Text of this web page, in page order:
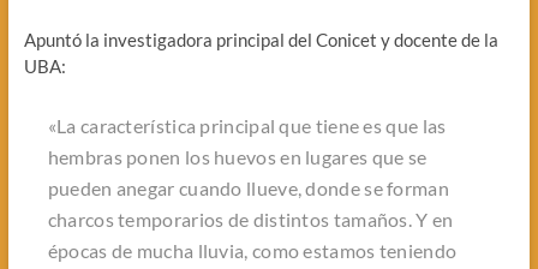
Apuntó la investigadora principal del Conicet y docente de la
UBA:
«La característica principal que tiene es que las
hembras ponen los huevos en lugares que se
pueden anegar cuando llueve, donde se forman
charcos temporarios de distintos tamaños. Y en
épocas de mucha lluvia, como estamos teniendo